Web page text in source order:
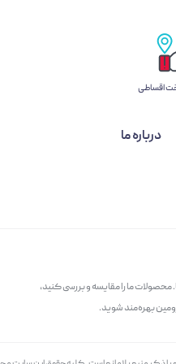
اقساطی
درباره ما
ما را مقایسه و بررسی کنید،
بهره‌مند شوید.